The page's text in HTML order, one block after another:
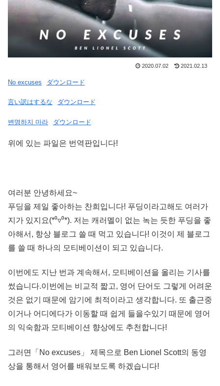
2020.07.02 2021.02.13
No excuses ダウンロード
言い訳はするな ダウンロード
변명하지 마라 ダウンロード
위에 있는 파일은 번역판입니다!
여러분 안녕하세요~
푸딩을 제일 좋아하는 찬희입니다! 푸딩이라고해도 여러가
지가 있지요(*⁰▿⁰*). 저는 캐러멜이 없는 녹는 듯한 푸딩을 좋
아해서, 항상 블로그 쓸 때 먹고 있습니다! 이것이 제 블로그
를 쓸 때 하나의 모티베이션이 되고 있습니다.
이번에도 지난 번과 계속해서, 모티베이션을 올리는 기사를
썼습니다.이번에는 비교적 짧고, 영어 단어도 그렇게 어려운
것은 없기 때문에 암기에 최적이라고 생각합니다. 또 출근중
이거나 어디에다가 이동할 때 쉽게 들을수있기 때문에 영어
의 익숙함과 모티베이션 향상에도 추천합니다!
그러면「No excuses」 제목으로 Ben Lionel Scott의 동영
상을 통해서 영어를 배워보도록 하겠습니다!